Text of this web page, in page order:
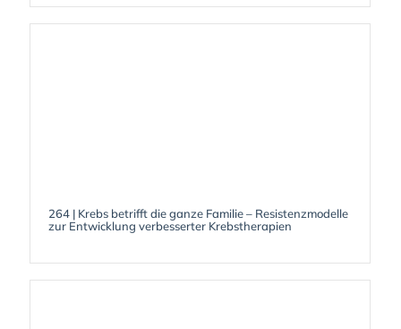
264 | Krebs betrifft die ganze Familie – Resistenzmodelle
zur Entwicklung verbesserter Krebstherapien